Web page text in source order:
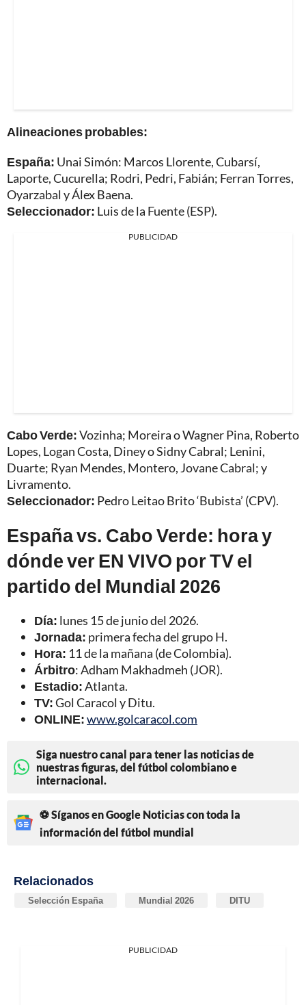
Alineaciones probables:
España: Unai Simón: Marcos Llorente, Cubarsí,
Laporte, Cucurella; Rodri, Pedri, Fabián; Ferran Torres,
Oyarzabal y Álex Baena.
Seleccionador: Luis de la Fuente (ESP).
PUBLICIDAD
Cabo Verde:Vozinha; Moreira o Wagner Pina, Roberto
Lopes, Logan Costa, Diney o Sidny Cabral; Lenini,
Duarte; Ryan Mendes, Montero, Jovane Cabral; y
Livramento.
Seleccionador: Pedro Leitao Brito ‘Bubista’ (CPV).
España vs. Cabo Verde: hora y
dónde ver EN VIVO por TV el
partido del Mundial 2026
Día: lunes 15 de junio del 2026.
Jornada: primera fecha del grupo H.
Hora: 11 de la mañana (de Colombia).
Árbitro: Adham Makhadmeh (JOR).
Estadio:Atlanta.
TV:Gol Caracol y Ditu.
ONLINE:www.golcaracol.com
Siga nuestro canal para tener las noticias de
nuestras figuras, del fútbol colombiano e
internacional.
⚽ Síganos en Google Noticias con toda la
información del fútbol mundial
Relacionados
Selección España Mundial 2026 DITU
PUBLICIDAD